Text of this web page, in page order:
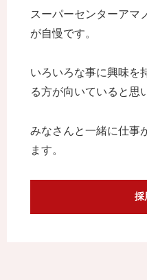
スーパーセンターアマ
が自慢です。
いろいろな事に興味を
る方が向いていると思
みなさんと一緒に仕事
ます。
採